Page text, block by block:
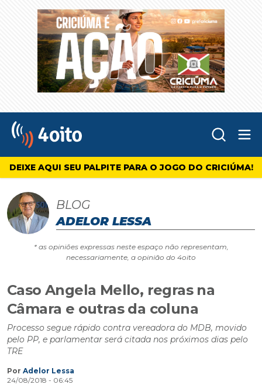
4oito
DEIXE AQUI SEU PALPITE PARA O JOGO DO CRICIÚMA!
BLOG
ADELOR LESSA
* as opiniões expressas neste espaço não representam,
necessariamente, a opinião do 4oito
Caso Angela Mello, regras na
Câmara e outras da coluna
Processo segue rápido contra vereadora do MDB, movido
pelo PP, e parlamentar será citada nos próximos dias pelo
TRE
Por Adelor Lessa
24/08/2018 - 06:45